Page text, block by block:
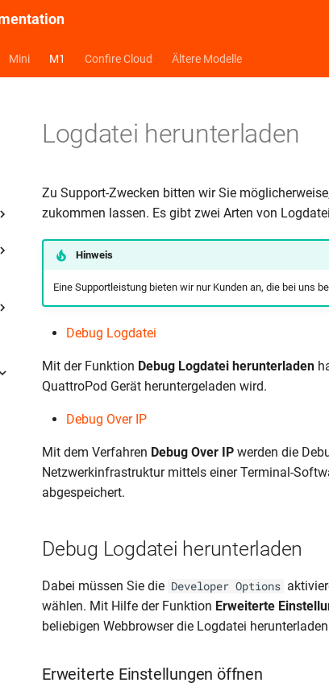
Mini M1 Confire Cloud Ältere Modelle
Logdatei herunterladen
Zu Support-Zwecken bitten wir Sie
zukommen lassen. Es gibt zwei Arten von
Hinweis
Eine Supportleistung bieten wir nur Kunden an, die bei uns
Debug Logdatei
Mit der Funktion Debug Logdatei herunterladen
QuattroPod Gerät heruntergeladen wird.
Debug Over IP
Mit dem Verfahren Debug Over IP werden die
Netzwerkinfrastruktur mittels einer Terminal-
abgespeichert.
Debug Logdatei herunterladen
Dabei müssen Sie die Developer Options
wählen. Mit Hilfe der Funktion Erweiterte
beliebigen Webbrowser die Logdatei
Erweiterte Einstellungen öffnen